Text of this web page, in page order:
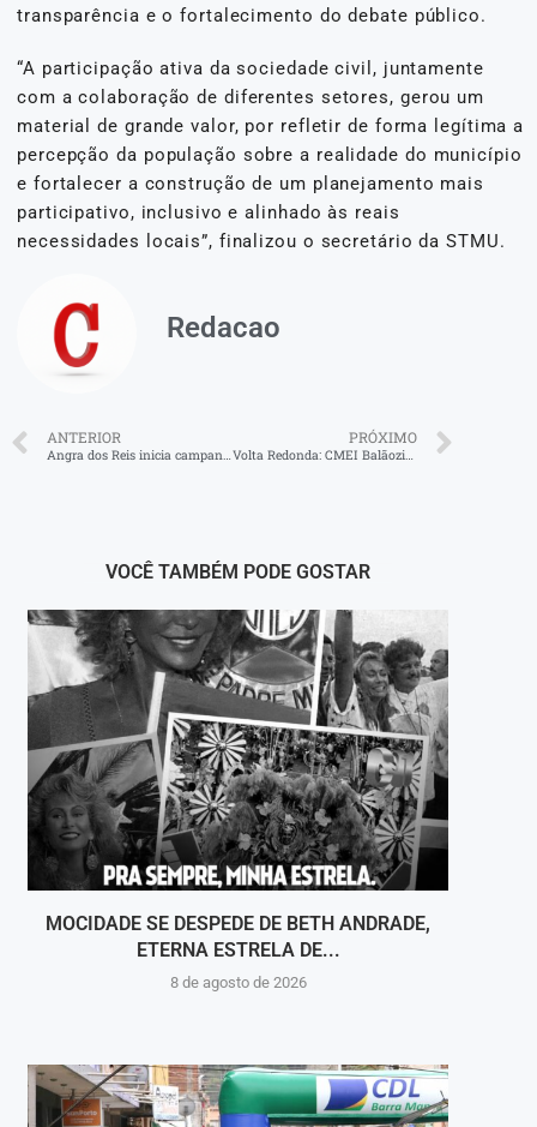
transparência e o fortalecimento do debate público.
“A participação ativa da sociedade civil, juntamente
com a colaboração de diferentes setores, gerou um
material de grande valor, por refletir de forma legítima a
percepção da população sobre a realidade do município
e fortalecer a construção de um planejamento mais
participativo, inclusivo e alinhado às reais
necessidades locais”, finalizou o secretário da STMU.
Redacao
ANTERIOR PRÓXIMO
Volta Redonda: CMEI Balãozinho Vermelho promove ação para conscientizar sobre a doação de sangue
VOCÊ TAMBÉM PODE GOSTAR
MOCIDADE SE DESPEDE DE BETH ANDRADE,
ETERNA ESTRELA DE...
8 de agosto de 2026